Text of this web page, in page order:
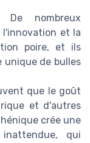
nombreux
l'innovation et la
poire, et ils
unique de bulles
que le goût
et d'autres
crée une
qui